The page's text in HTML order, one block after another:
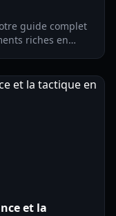
guide complet
riches en
et la